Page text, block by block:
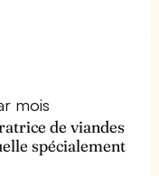
mois
de viandes
spécialement